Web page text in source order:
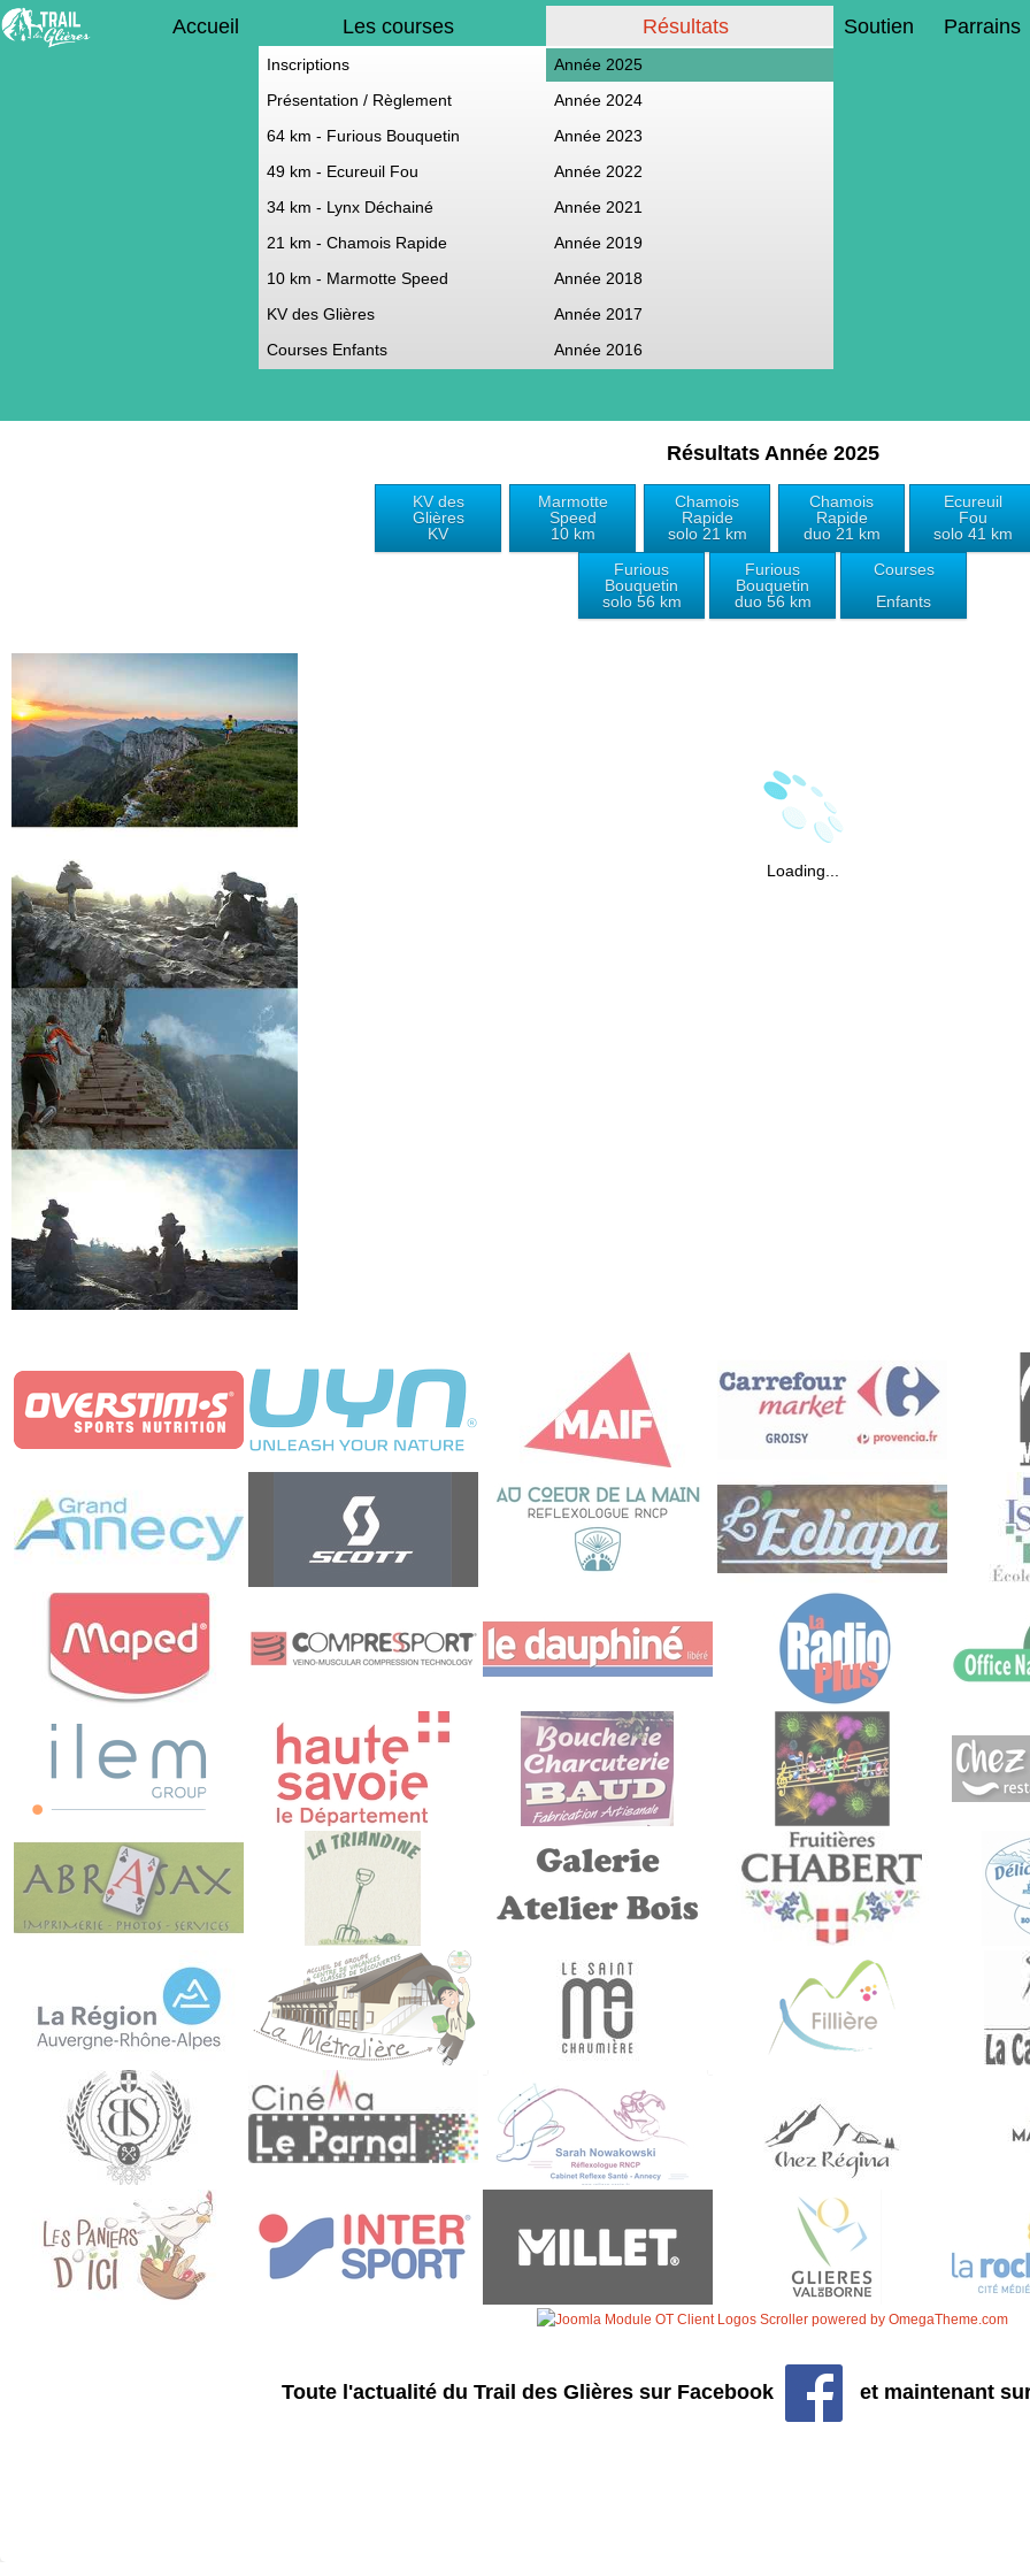
Accueil Les courses
Inscriptions
Présentation / Règlement
64 km - Furious Bouquetin
49 km - Ecureuil Fou
34 km - Lynx Déchainé
21 km - Chamois Rapide
10 km - Marmotte Speed
KV des Glières
Courses Enfants
Résultats
Année 2025
Année 2024
Année 2023
Année 2022
Année 2021
Année 2019
Année 2018
Année 2017
Année 2016
Soutien Parrains
Résultats Année 2025
KV des
Glières
KV
Marmotte
Speed
10 km
Chamois
Rapide
solo 21 km
Chamois
Rapide
duo 21 km
Ecureuil
Fou
solo 41 km
Furious
Bouquetin
solo 56 km
Furious
Bouquetin
duo 56 km
Courses
Enfants
Loading...
Toute l'actualité du Trail des Glières sur Facebook et maintenant